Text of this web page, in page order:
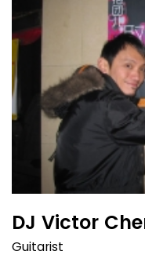
DJ Victor
Guitarist